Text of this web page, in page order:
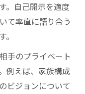
。自己開示を適度
て率直に語り合う
手のプライベート
例えば、家族構成
ビジョンについて